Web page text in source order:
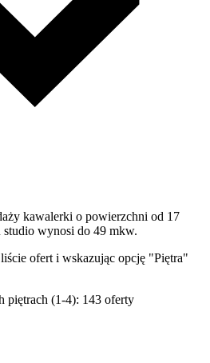
kawalerki o powierzchni od 17
wynosi do 49 mkw.
ofert i wskazując opcję "Piętra"
piętrach (1-4): 143 oferty